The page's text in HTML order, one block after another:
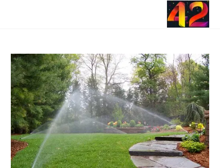
Skip
content